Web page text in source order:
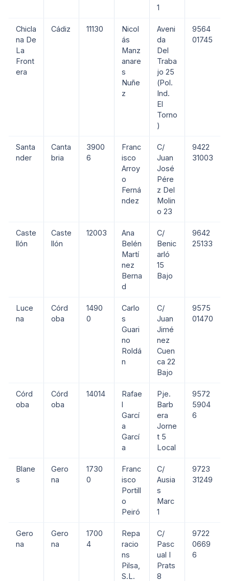
1
Chicla
na De
La
Front
era
Cádiz 11130
Nicol
ás
Manz
anare
s
Nuñe
z
Aveni
da
Del
Traba
jo 25
(Pol.
Ind.
El
Torno
)
9564
01745
Santa
nder
Canta
bria
3900
6
Franc
isco
Arroy
o
Ferná
ndez
C/
Juan
José
Pére
z Del
Molin
o 23
9422
31003
Caste
llón
Caste
llón
12003
Ana
Belén
Martí
nez
Berna
d
C/
Benic
arló
15
Bajo
9642
25133
Luce
na
Córd
oba
1490
0
Carlo
s
Guari
no
Roldá
n
C/
Juan
Jimé
nez
Cuen
ca 22
Bajo
9575
01470
Córd
oba
Córd
oba
14014
Rafae
l
Garcí
a
Garcí
a
Pje.
Barb
era
Jorne
t 5
Local
9572
5904
6
Blane
s
Gero
na
1730
0
Franc
isco
Portill
o
Peiró
C/
Ausia
s
Marc
1
9723
31249
Gero
na
Gero
na
1700
4
Repa
racio
ns
Pilsa,
S.L.
C/
Pasc
ual I
Prats
8
9722
0669
6